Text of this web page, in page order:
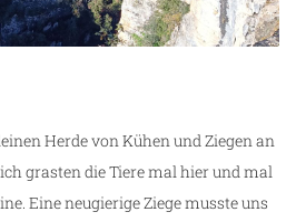
Herde von Kühen und Ziegen an
grasten die Tiere mal hier und mal
Eine neugierige Ziege musste uns